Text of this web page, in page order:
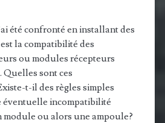
été confronté en installant des
la compatibilité des
ou modules récepteurs
Quelles sont ces
t-il des règles simples
incompatibilité
module ou alors une ampoule?